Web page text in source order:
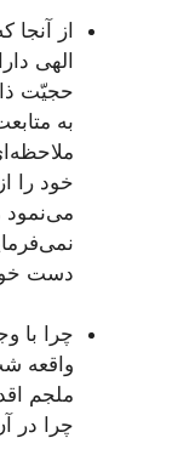
از آنجا
الهی
حجیّت
به
خود را
می‌نمود
دست
چرا با
واقعه
ملجم
چرا در